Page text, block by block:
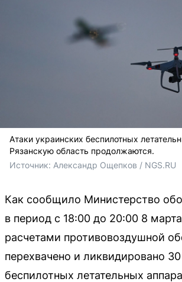
Атаки украинских беспилотных
Рязанскую область продолжаются.
Источник: Александр Ощепков / NGS.RU
Как сообщило Министерство
в период с 18:00 до 20:00 8
расчетами противовоздушной
перехвачено и ликвидировано
беспилотных летательных